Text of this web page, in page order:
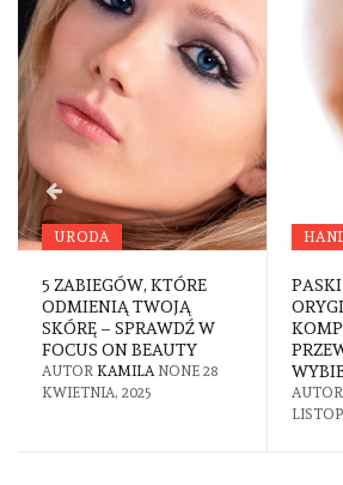
URODA
5 ZABIEGÓW, KTÓRE
ODMIENIĄ TWOJĄ
SKÓRĘ – SPRAWDŹ W
FOCUS ON BEAUTY
AUTOR KAMILA NONE 28
KWIETNIA, 2025
PASKI
AUTOR